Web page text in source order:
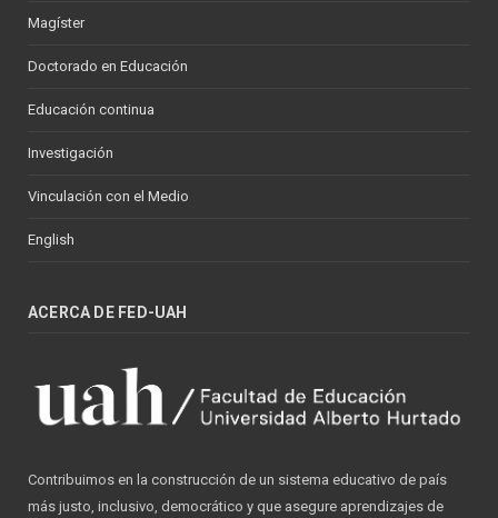
Magíster
Doctorado en Educación
Educación continua
Investigación
Vinculación con el Medio
English
ACERCA DE FED-UAH
Contribuimos en la construcción de un sistema educativo de país
más justo, inclusivo, democrático y que asegure aprendizajes de